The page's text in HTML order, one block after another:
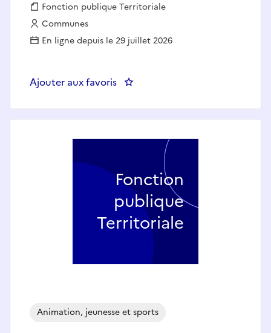
Fonction publique :
Fonction publique Territoriale
Employeur :
Communes
En ligne depuis le 29 juillet 2026
Ajouter aux favoris : ATSEM ou faisant fonction
Animation, jeunesse et sports
Fonction
publique
Territoriale